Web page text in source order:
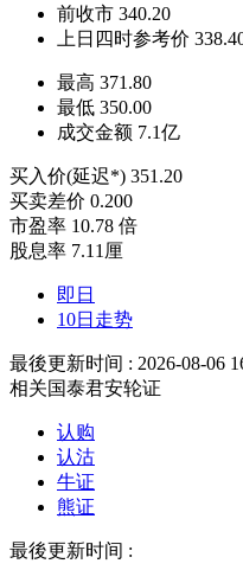
前收市 340.20
上日四时参考价
最高 371.80
最低 350.00
成交金额 7.1亿
买入价(延迟*) 351.20
买卖差价 0.200
市盈率 10.78 倍
股息率 7.11厘
即日
10日走势
最後更新时间 : 2026-08-06
相关国泰君安轮证
认购
认沽
牛证
熊证
最後更新时间 :